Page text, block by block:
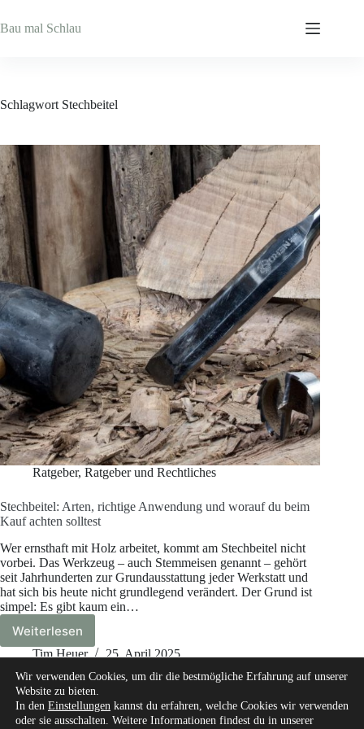
Inhalt
springen
Bau mal Schlau
Schlagwort Stechbeitel
Ratgeber, Ratgeber und Rechtliches
Stechbeitel: Arten, richtige Anwendung und worauf du beim
Kauf achten solltest
Wer ernsthaft mit Holz arbeitet, kommt am Stechbeitel nicht
vorbei. Das Werkzeug – auch Stemmeisen genannt – gehört
seit Jahrhunderten zur Grundausstattung jeder Werkstatt und
hat sich bis heute nicht grundlegend verändert. Der Grund ist
simpel: Es gibt kaum ein…
Weiterlesen
Stechbeitel:
Arten,
Anwendung
und
worauf
Tim Heuer 25. April 2025
Wir verwenden Cookies, um dir die bestmögliche Erfahrung auf unserer
Website zu bieten.
In den Einstellungen kannst du erfahren, welche Cookies wir verwenden
oder sie ausschalten. Weitere Informationen findest du in unserer